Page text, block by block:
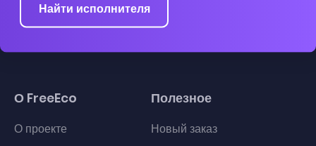
Найти исполнителя
О FreeEco
О проекте
Полезное
Новый заказ